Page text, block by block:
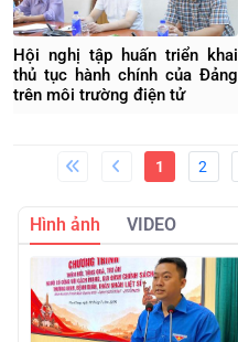
Hội nghị tập huấn triển khai
thủ tục hành chính của Đảng
trên môi trường điện tử
1 2
Hình ảnh VIDEO